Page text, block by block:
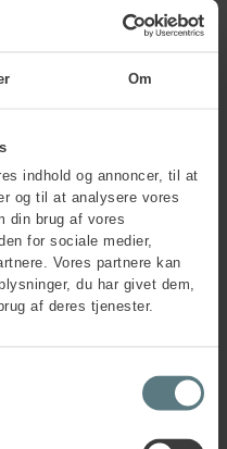
Om
indhold og annoncer, til at
og til at analysere vores
din brug af vores
for sociale medier,
Vores partnere kan
du har givet dem,
af deres tjenester.